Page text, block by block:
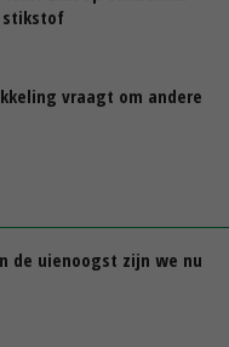
stikstof
vraagt om andere
de uienoogst zijn we nu